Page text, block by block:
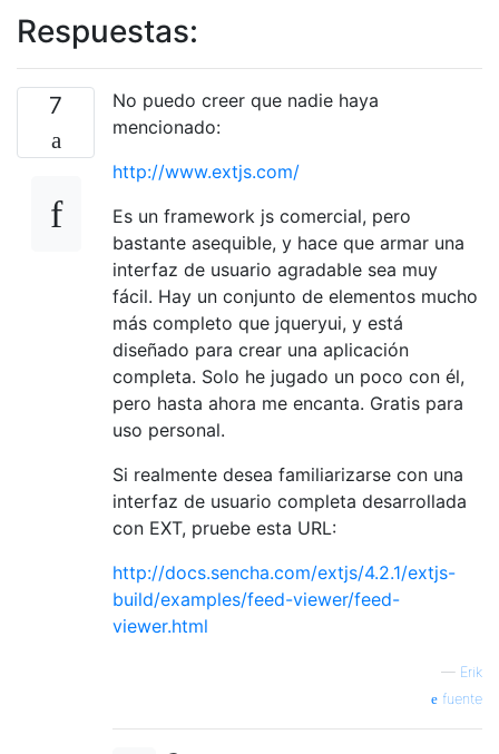
Respuestas:
7
No puedo creer que nadie haya
mencionado:
http://www.extjs.com/
Es un framework js comercial, pero
bastante asequible, y hace que armar una
interfaz de usuario agradable sea muy
fácil. Hay un conjunto de elementos mucho
más completo que jqueryui, y está
diseñado para crear una aplicación
completa. Solo he jugado un poco con él,
pero hasta ahora me encanta. Gratis para
uso personal.
Si realmente desea familiarizarse con una
interfaz de usuario completa desarrollada
con EXT, pruebe esta URL:
http://docs.sencha.com/extjs/4.2.1/extjs-
build/examples/feed-viewer/feed-
viewer.html
— Erik
fuente